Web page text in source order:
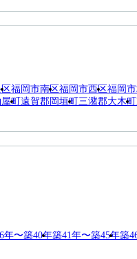
福岡市南区福岡市西区福岡
町 遠賀郡岡垣町 三潴郡大木町
年〜築40年築41年〜築45年築